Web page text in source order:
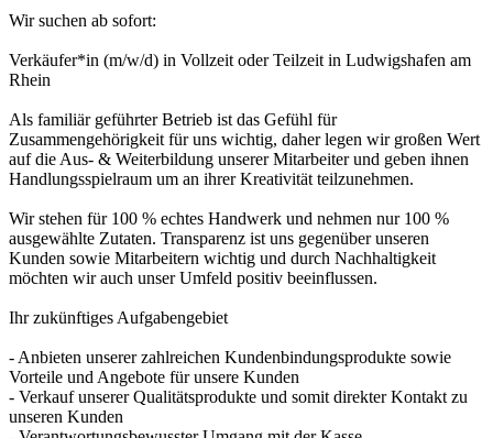
Wir suchen ab sofort:
Verkäufer*in (m/w/d) in Vollzeit oder Teilzeit in Ludwigshafen am
Rhein
Als familiär geführter Betrieb ist das Gefühl für
Zusammengehörigkeit für uns wichtig, daher legen wir großen Wert
auf die Aus- & Weiterbildung unserer Mitarbeiter und geben ihnen
Handlungsspielraum um an ihrer Kreativität teilzunehmen.
Wir stehen für 100 % echtes Handwerk und nehmen nur 100 %
ausgewählte Zutaten. Transparenz ist uns gegenüber unseren
Kunden sowie Mitarbeitern wichtig und durch Nachhaltigkeit
möchten wir auch unser Umfeld positiv beeinflussen.
Ihr zukünftiges Aufgabengebiet
- Anbieten unserer zahlreichen Kundenbindungsprodukte sowie
Vorteile und Angebote für unsere Kunden
- Verkauf unserer Qualitätsprodukte und somit direkter Kontakt zu
unseren Kunden